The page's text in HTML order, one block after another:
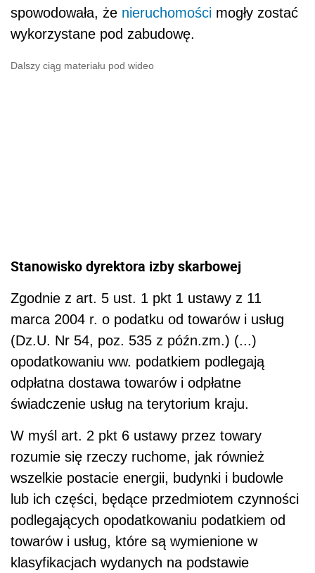
spowodowała, że nieruchomości mogły zostać
wykorzystane pod zabudowę.
Dalszy ciąg materiału pod wideo
Stanowisko dyrektora izby skarbowej
Zgodnie z art. 5 ust. 1 pkt 1 ustawy z 11
marca 2004 r. o podatku od towarów i usług
(Dz.U. Nr 54, poz. 535 z późn.zm.) (...)
opodatkowaniu ww. podatkiem podlegają
odpłatna dostawa towarów i odpłatne
świadczenie usług na terytorium kraju.
W myśl art. 2 pkt 6 ustawy przez towary
rozumie się rzeczy ruchome, jak również
wszelkie postacie energii, budynki i budowle
lub ich części, będące przedmiotem czynności
podlegających opodatkowaniu podatkiem od
towarów i usług, które są wymienione w
klasyfikacjach wydanych na podstawie